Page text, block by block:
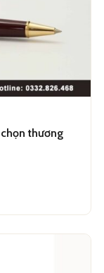
thương